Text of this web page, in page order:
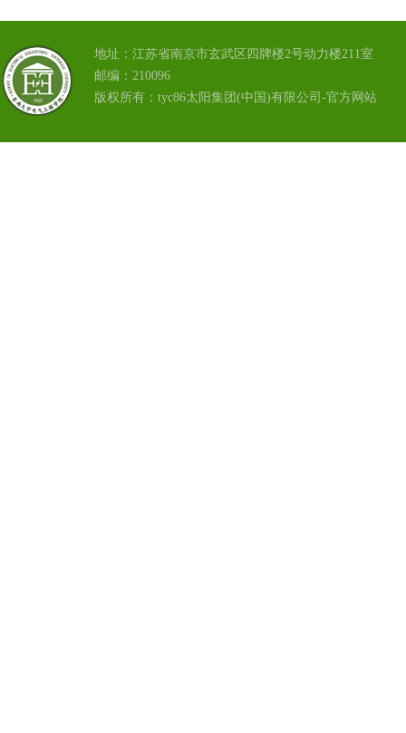
地址：江苏省南京市玄武区四牌楼2号动力楼211室
邮编：210096
版权所有：tyc86太阳集团(中国)有限公司-官方网站